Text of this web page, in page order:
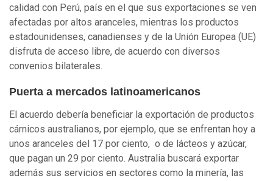
calidad con Perú, país en el que sus exportaciones se ven
afectadas por altos aranceles, mientras los productos
estadounidenses, canadienses y de la Unión Europea (UE)
disfruta de acceso libre, de acuerdo con diversos
convenios bilaterales.
Puerta a mercados latinoamericanos
El acuerdo debería beneficiar la exportación de productos
cárnicos australianos, por ejemplo, que se enfrentan hoy a
unos aranceles del 17 por ciento, o de lácteos y azúcar,
que pagan un 29 por ciento. Australia buscará exportar
además sus servicios en sectores como la minería, las